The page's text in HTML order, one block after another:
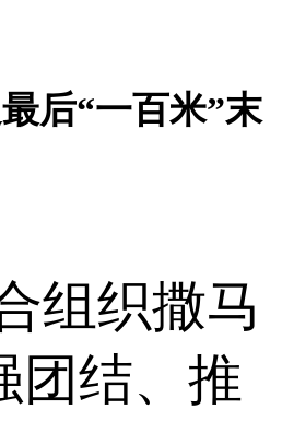
后“一百米”末
织撒马
团结、推